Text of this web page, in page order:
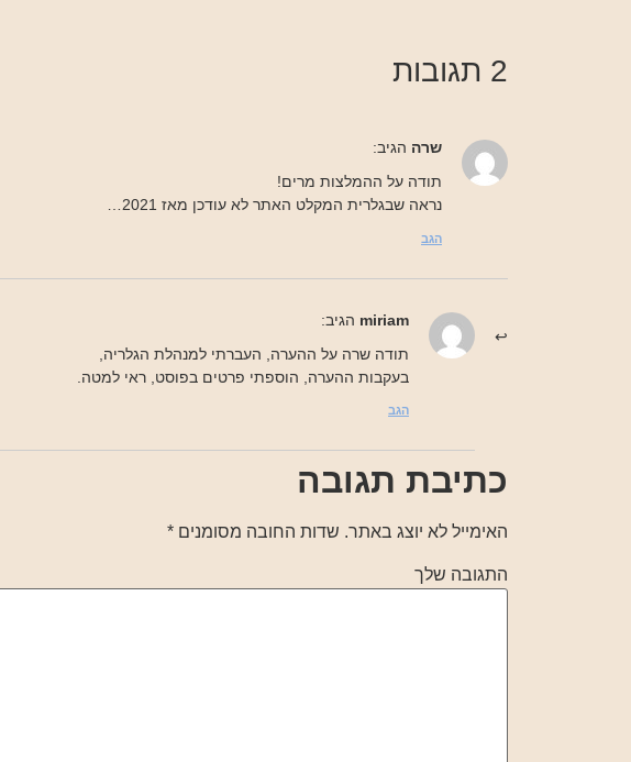
2 תגובות
שרה הגיב:
תודה על ההמלצות מרים!
נראה שבגלרית המקלט האתר לא עודכן מאז 2021…
הגב
miriam הגיב:
תודה שרה על ההערה, העברתי למנהלת הגלריה,
בעקבות ההערה, הוספתי פרטים בפוסט, ראי למטה.
הגב
כתיבת תגובה
האימייל לא יוצג באתר. שדות החובה מסומנים *
התגובה שלך